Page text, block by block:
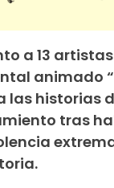
a 13
animado
las historias
tras